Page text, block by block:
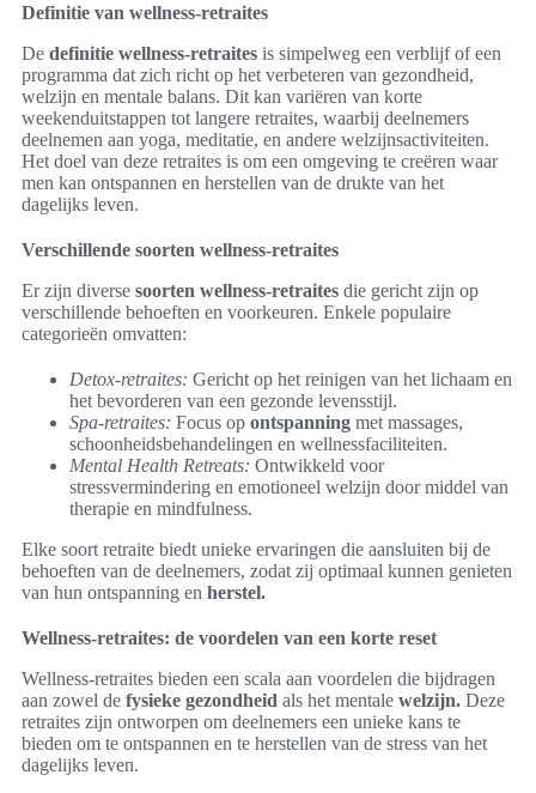
Definitie van wellness-retraites
De definitie wellness-retraites is simpelweg een verblijf of een
programma dat zich richt op het verbeteren van gezondheid,
welzijn en mentale balans. Dit kan variëren van korte
weekenduitstappen tot langere retraites, waarbij deelnemers
deelnemen aan yoga, meditatie, en andere welzijnsactiviteiten.
Het doel van deze retraites is om een omgeving te creëren waar
men kan ontspannen en herstellen van de drukte van het
dagelijks leven.
Verschillende soorten wellness-retraites
Er zijn diverse soorten wellness-retraites die gericht zijn op
verschillende behoeften en voorkeuren. Enkele populaire
categorieën omvatten:
Detox-retraites: Gericht op het reinigen van het lichaam en
het bevorderen van een gezonde levensstijl.
Spa-retraites: Focus op ontspanning met massages,
schoonheidsbehandelingen en wellnessfaciliteiten.
Mental Health Retreats: Ontwikkeld voor
stressvermindering en emotioneel welzijn door middel van
therapie en mindfulness.
Elke soort retraite biedt unieke ervaringen die aansluiten bij de
behoeften van de deelnemers, zodat zij optimaal kunnen genieten
van hun ontspanning en herstel.
Wellness-retraites: de voordelen van een korte reset
Wellness-retraites bieden een scala aan voordelen die bijdragen
aan zowel de fysieke gezondheid als het mentale welzijn. Deze
retraites zijn ontworpen om deelnemers een unieke kans te
bieden om te ontspannen en te herstellen van de stress van het
dagelijks leven.